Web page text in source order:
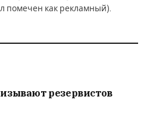
помечен как рекламный).
резервистов